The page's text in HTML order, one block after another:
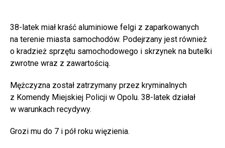
38-latek miał kraść aluminiowe felgi z zaparkowanych
na terenie miasta samochodów. Podejrzany jest również
o kradzież sprzętu samochodowego i skrzynek na butelki
zwrotne wraz z zawartością.
Mężczyzna został zatrzymany przez kryminalnych
z Komendy Miejskiej Policji w Opolu. 38-latek działał
w warunkach recydywy.
Grozi mu do 7 i pół roku więzienia.